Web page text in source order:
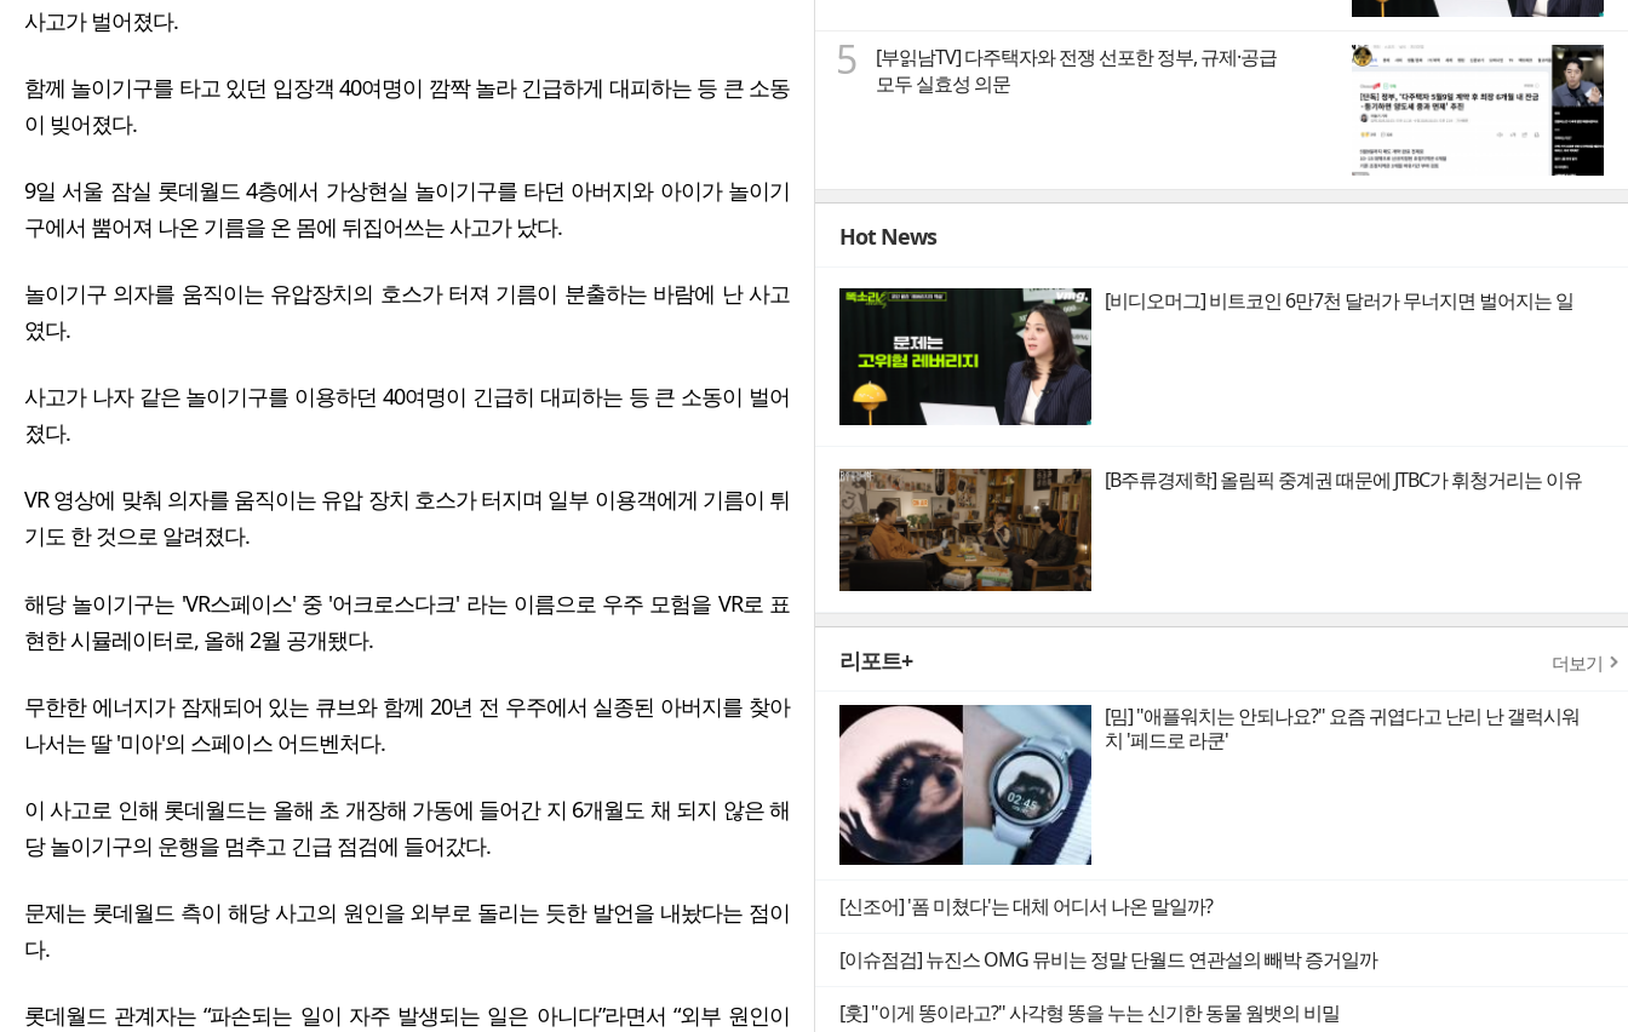
사고가 벌어졌다.
함께 놀이기구를 타고 있던 입장객 40여명이 깜짝 놀라 긴급하게 대피하는 등 큰 소동
이 빚어졌다.
9일 서울 잠실 롯데월드 4층에서 가상현실 놀이기구를 타던 아버지와 아이가 놀이기
구에서 뿜어져 나온 기름을 온 몸에 뒤집어쓰는 사고가 났다.
놀이기구 의자를 움직이는 유압장치의 호스가 터져 기름이 분출하는 바람에 난 사고
였다.
사고가 나자 같은 놀이기구를 이용하던 40여명이 긴급히 대피하는 등 큰 소동이 벌어
졌다.
VR 영상에 맞춰 의자를 움직이는 유압 장치 호스가 터지며 일부 이용객에게 기름이 튀
기도 한 것으로 알려졌다.
해당 놀이기구는 'VR스페이스' 중 '어크로스다크' 라는 이름으로 우주 모험을 VR로 표
현한 시뮬레이터로, 올해 2월 공개됐다.
무한한 에너지가 잠재되어 있는 큐브와 함께 20년 전 우주에서 실종된 아버지를 찾아
나서는 딸 '미아'의 스페이스 어드벤처다.
이 사고로 인해 롯데월드는 올해 초 개장해 가동에 들어간 지 6개월도 채 되지 않은 해
당 놀이기구의 운행을 멈추고 긴급 점검에 들어갔다.
문제는 롯데월드 측이 해당 사고의 원인을 외부로 돌리는 듯한 발언을 내놨다는 점이
다.
롯데월드 관계자는 “파손되는 일이 자주 발생되는 일은 아니다”라면서 “외부 원인이
5
[부읽남TV] 다주택자와 전쟁 선포한 정부, 규제·공급
모두 실효성 의문
Hot News
[비디오머그] 비트코인 6만7천 달러가 무너지면 벌어지는 일
[B주류경제학] 올림픽 중계권 때문에 JTBC가 휘청거리는 이유
리포트+ 더보기
[밈] "애플워치는 안되나요?" 요즘 귀엽다고 난리 난 갤럭시워
치 '페드로 라쿤'
[신조어] '폼 미쳤다'는 대체 어디서 나온 말일까?
[이슈점검] 뉴진스 OMG 뮤비는 정말 단월드 연관설의 빼박 증거일까
[훗] "이게 똥이라고?" 사각형 똥을 누는 신기한 동물 웜뱃의 비밀